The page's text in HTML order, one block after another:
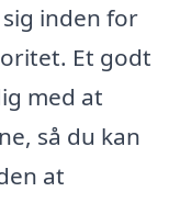
inden for
Et godt
med at
så du kan
at